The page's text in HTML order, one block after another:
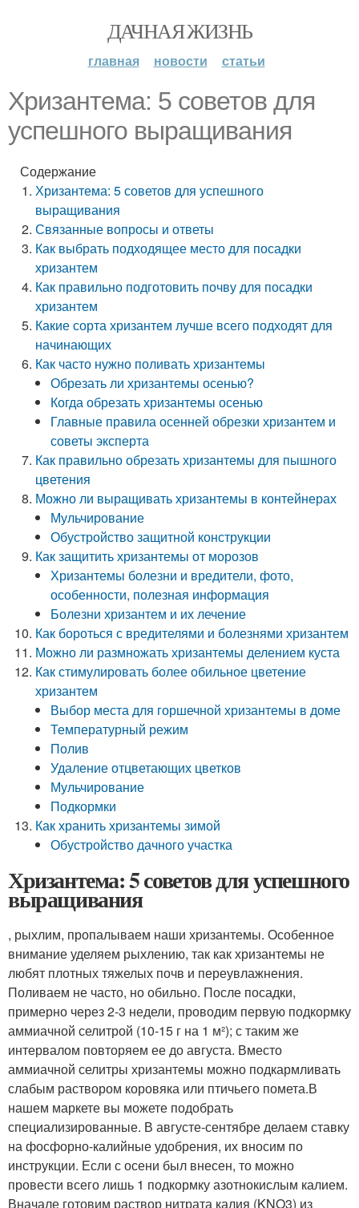
ДАЧНАЯ ЖИЗНЬ
главная новости статьи
Хризантема: 5 советов для
успешного выращивания
Содержание
Хризантема: 5 советов для успешного
выращивания
Связанные вопросы и ответы
Как выбрать подходящее место для посадки
хризантем
Как правильно подготовить почву для посадки
хризантем
Какие сорта хризантем лучше всего подходят для
начинающих
Как часто нужно поливать хризантемы
Обрезать ли хризантемы осенью?
Когда обрезать хризантемы осенью
Главные правила осенней обрезки хризантем и
советы эксперта
Как правильно обрезать хризантемы для пышного
цветения
Можно ли выращивать хризантемы в контейнерах
Мульчирование
Обустройство защитной конструкции
Как защитить хризантемы от морозов
Хризантемы болезни и вредители, фото,
особенности, полезная информация
Болезни хризантем и их лечение
Как бороться с вредителями и болезнями хризантем
Можно ли размножать хризантемы делением куста
Как стимулировать более обильное цветение
хризантем
Выбор места для горшечной хризантемы в доме
Температурный режим
Полив
Удаление отцветающих цветков
Мульчирование
Подкормки
Как хранить хризантемы зимой
Обустройство дачного участка
Хризантема: 5 советов для успешного
выращивания
, рыхлим, пропалываем наши хризантемы. Особенное
внимание уделяем рыхлению, так как хризантемы не
любят плотных тяжелых почв и переувлажнения.
Поливаем не часто, но обильно. После посадки,
примерно через 2-3 недели, проводим первую подкормку
аммиачной селитрой (10-15 г на 1 м²); с таким же
интервалом повторяем ее до августа. Вместо
аммиачной селитры хризантемы можно подкармливать
слабым раствором коровяка или птичьего помета.В
нашем маркете вы можете подобрать
специализированные. В августе-сентябре делаем ставку
на фосфорно-калийные удобрения, их вносим по
инструкции. Если с осени был внесен, то можно
провести всего лишь 1 подкормку азотнокислым калием.
Вначале готовим раствор нитрата калия (KNO3) из